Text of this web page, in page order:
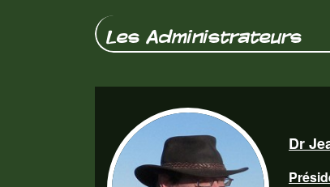
Les Administrateurs
Dr